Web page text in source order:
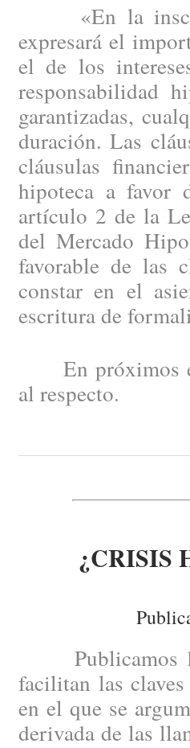
«En la
expresará el
el de los
responsabilidad
garantizadas,
duración. Las
cláusulas
hipoteca a favor
artículo 2 de la
del Mercado
favorable de las
constar en el
escritura de
En próximos
al respecto.
¿CRISIS
Publicamos
facilitan las
en el que se
derivada de las